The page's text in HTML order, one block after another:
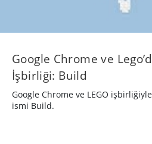
Google Chrome ve
İşbirliği: Build
Google Chrome ve LEGO
ismi Build.